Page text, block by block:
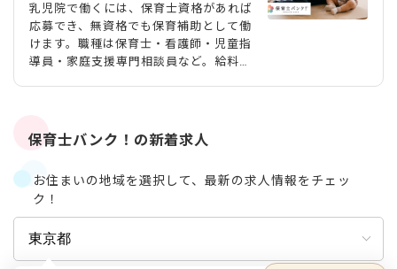
乳児院で働くには、保育士資格があれば
応募でき、無資格でも保育補助として働
けます。職種は保育士・看護師・児童指
導員・家庭支援専門相談員など。給料は
の給料額、4交代の具体的な1日。現場
で働く体験談までお伝えします。なお、
ど、施設そのものの基本を知りたい方は
▶ 乳児院とはどんな施設？もあわせて
ご覧ください。 乳児院とは家庭で暮ら
せない乳幼児を24時間養育する施設 乳
保育士バンク！の新着求人
お住まいの地域を選択して、最新の求人情報をチェッ
ク！